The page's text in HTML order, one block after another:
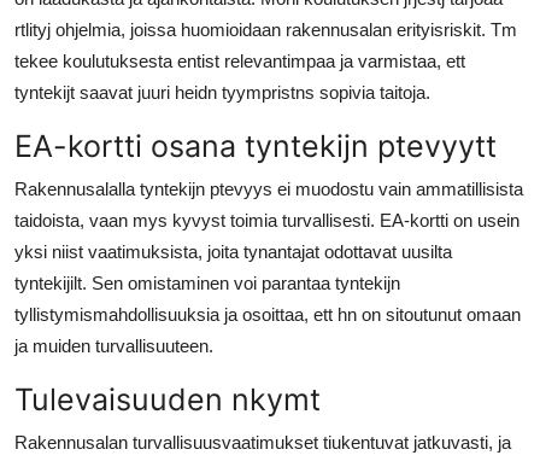
rtlityj ohjelmia, joissa huomioidaan rakennusalan erityisriskit. Tm
tekee koulutuksesta entist relevantimpaa ja varmistaa, ett
tyntekijt saavat juuri heidn tyympristns sopivia taitoja.
EA-kortti osana tyntekijn ptevyytt
Rakennusalalla tyntekijn ptevyys ei muodostu vain ammatillisista
taidoista, vaan mys kyvyst toimia turvallisesti. EA-kortti on usein
yksi niist vaatimuksista, joita tynantajat odottavat uusilta
tyntekijilt. Sen omistaminen voi parantaa tyntekijn
tyllistymismahdollisuuksia ja osoittaa, ett hn on sitoutunut omaan
ja muiden turvallisuuteen.
Tulevaisuuden nkymt
Rakennusalan turvallisuusvaatimukset tiukentuvat jatkuvasti, ja